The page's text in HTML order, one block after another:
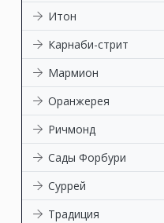
Итон
Карнаби-стрит
Мармион
Оранжерея
Ричмонд
Сады Форбури
Суррей
Традиция